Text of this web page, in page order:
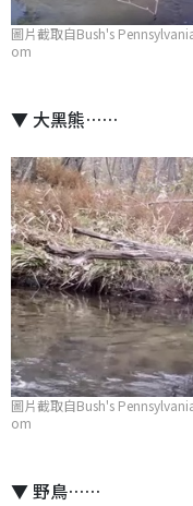
圖片截取自Bush's
om
▼ 大黑熊……
圖片截取自Bush's
om
▼ 野鳥……